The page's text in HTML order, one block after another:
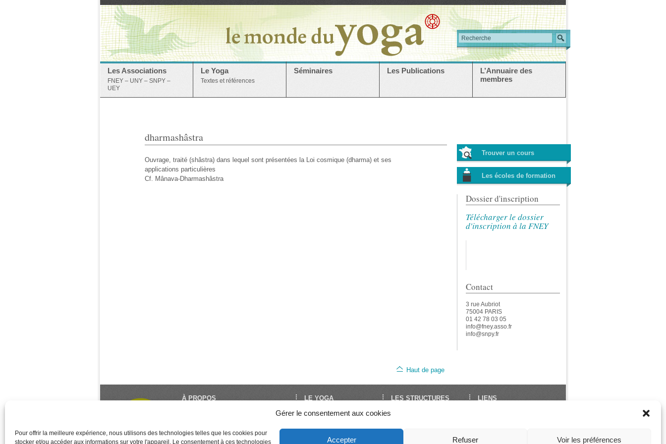
Gérer le consentement aux cookies
Pour offrir la meilleure expérience, nous utilisons des technologies telles que les cookies pour
stocker et/ou accéder aux informations sur votre l'appareil. Le consentement à ces technologies
Accepter Refuser Voir les préférences
Les Associations
FNEY – UNY – SNPY –
UEY
Le Yoga
Textes et références
Séminaires Les Publications
L’Annuaire des
membres
dharmashâstra
Ouvrage, traité (shâstra) dans lequel sont présentées la Loi cosmique (dharma) et ses
applications particulières
Cf. Mânava-Dharmashâstra
Trouver un cours
Les écoles de formation
Dossier d'inscription
Télécharger le dossier
d'inscription à la FNEY
Contact
3 rue Aubriot
75004 PARIS
01 42 78 03 05
info@fney.asso.fr
info@snpy.fr
Haut de page
À PROPOS
créé et géré par la FNEY et l’UNY,
des associations de dimension
LE YOGA
Découvrir le Yoga
Enseigner le Yoga
LES STRUCTURES
Syndicat National des
LIENS
Les Assises de La FNEY